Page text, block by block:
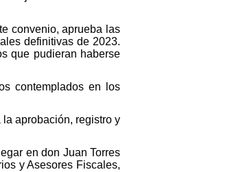
convenio, aprueba las
definitivas de 2023.
que pudieran haberse
contemplados en los
aprobación, registro y
en don Juan Torres
y Asesores Fiscales,